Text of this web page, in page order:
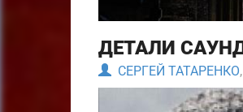
ДЕТАЛИ
СЕРГЕЙ ТАТАРЕНКО